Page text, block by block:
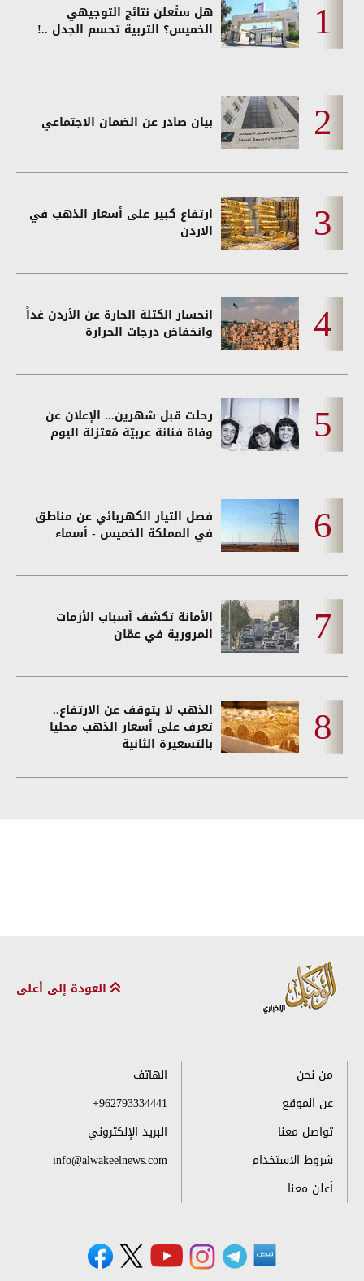
هل ستُعلن نتائج التوجيهي
الخميس؟ التربية تحسم الجدل ..!
بيان صادر عن الضمان الاجتماعي
ارتفاع كبير على أسعار الذهب في
الاردن
انحسار الكتلة الحارة عن الأردن غداً
وانخفاض درجات الحرارة
رحلت قبل شهرين... الإعلان عن
وفاة فنانة عربيّة مُعتزلة اليوم
فصل التيار الكهربائي عن مناطق
في المملكة الخميس - أسماء
الأمانة تكشف أسباب الأزمات
المرورية في عمّان
الذهب لا يتوقف عن الارتفاع..
تعرف على أسعار الذهب محليا
بالتسعيرة الثانية
العودة إلى أعلى
من نحن
عن الموقع
تواصل معنا
شروط الاستخدام
أعلن معنا
الهاتف
+962793334441
البريد الإلكتروني
info@alwakeelnews.com